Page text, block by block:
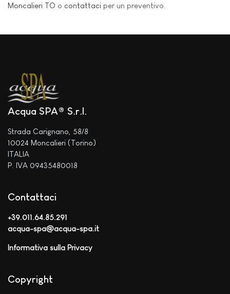
Moncalieri TO o contattaci per un preventivo.
Acqua SPA® S.r.l.
Strada Carignano, 58/8
10024 Moncalieri (Torino)
ITALIA
P. IVA 09435480018
Contattaci
+39.011.64.85.291
acqua-spa@acqua-spa.it
Informativa sulla Privacy
Copyright